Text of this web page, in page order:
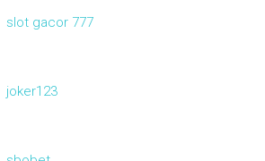
slot gacor 777
joker123